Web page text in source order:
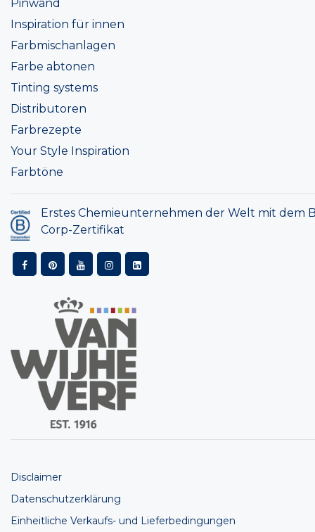
Pinwand
Inspiration für innen
Farbmischanlagen
Farbe abtonen
Tinting systems
Distributoren
Farbrezepte
Your Style Inspiration
Farbtöne
Erstes Chemieunternehmen der Welt mit dem
Corp-Zertifikat
Disclaimer
Datenschutzerklärung
Einheitliche Verkaufs- und Lieferbedingungen